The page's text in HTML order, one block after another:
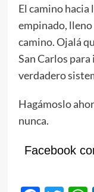
El camino
empinado, lleno
camino. Ojalá
San Carlos
verdadero
Hagámoslo
nunca.
Facebook